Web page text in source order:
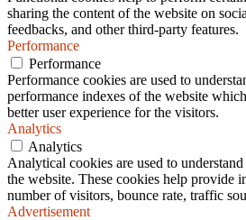
sharing the content of the website on
feedbacks, and other third-party features.
Performance
Performance
Performance cookies are used to
performance indexes of the website
better user experience for the visitors.
Analytics
Analytics
Analytical cookies are used to
the website. These cookies help provide
number of visitors, bounce rate, traffic
Advertisement